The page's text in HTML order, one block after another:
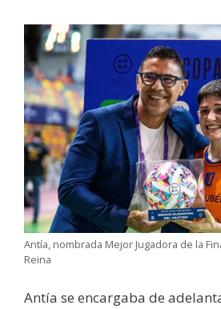
Antía, nombrada Mejor Jugadora de la
Reina
Antía se encargaba de